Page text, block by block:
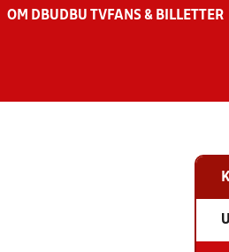
OM DBU DBU TV FANS & BILLETTER